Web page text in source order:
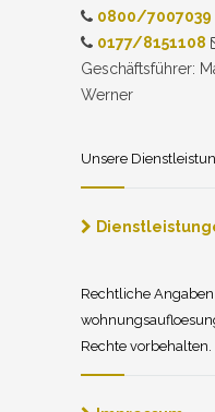
0800/7007039
0177/8151108
Geschäftsführer:
Werner
Unsere
Rechtliche
Rechte vorbehalten.